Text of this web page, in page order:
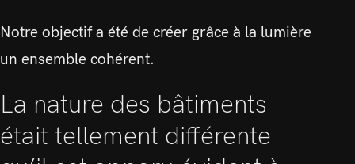
Notre objectif a été de créer grâce à la lumière
un ensemble cohérent.
La nature des bâtiments
était tellement différente